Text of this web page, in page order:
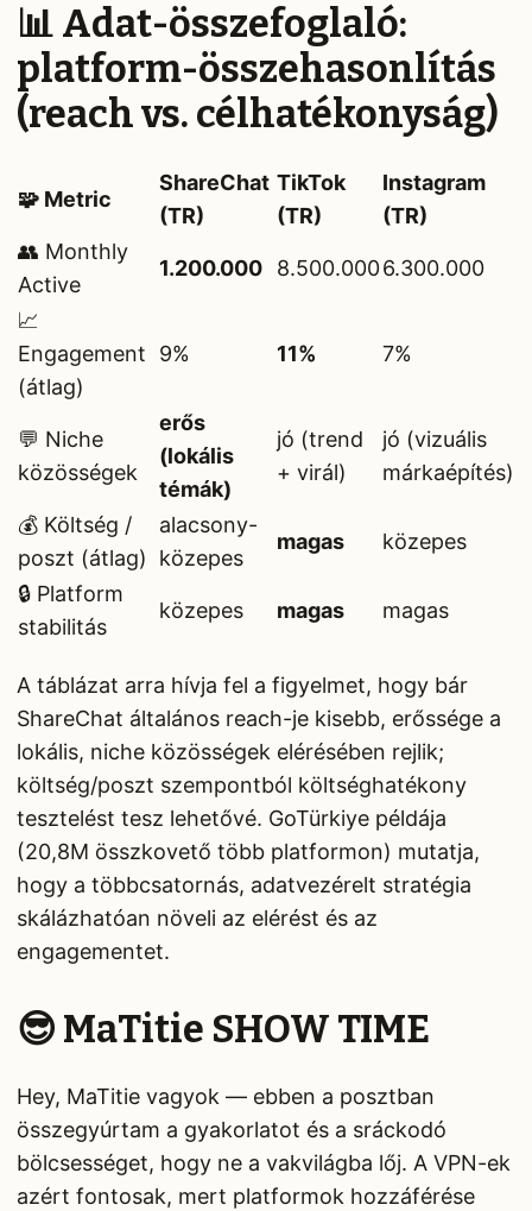
📊 Adat-összefoglaló:
platform-összehasonlítás
(reach vs. célhatékonyság)
🧩 Metric
ShareChat
(TR)
TikTok
(TR)
Instagram
(TR)
👥 Monthly
Active
1.200.000 8.500.0006.300.000
📈
Engagement
(átlag)
9% 11% 7%
💬 Niche
közösségek
erős
(lokális
témák)
jó (trend
+ virál)
jó (vizuális
márkaépítés)
💰 Költség /
poszt (átlag)
alacsony-
közepes
magas közepes
🔒 Platform
stabilitás
közepes magas magas
A táblázat arra hívja fel a figyelmet, hogy bár
ShareChat általános reach-je kisebb, erőssége a
lokális, niche közösségek elérésében rejlik;
költség/poszt szempontból költséghatékony
tesztelést tesz lehetővé. GoTürkiye példája
(20,8M összkovető több platformon) mutatja,
hogy a többcsatornás, adatvezérelt stratégia
skálázhatóan növeli az elérést és az
engagementet.
😎 MaTitie SHOW TIME
Hey, MaTitie vagyok — ebben a posztban
összegyúrtam a gyakorlatot és a sráckodó
bölcsességet, hogy ne a vakvilágba lőj. A VPN-ek
azért fontosak, mert platformok hozzáférése